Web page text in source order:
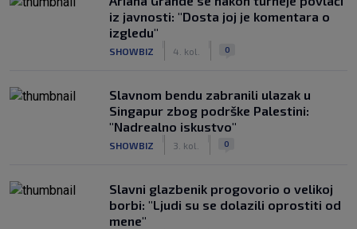
iz javnosti: "Dosta joj je komentara o
izgledu"
SHOWBIZ 4. kol. 0
Slavnom bendu zabranili ulazak u
Singapur zbog podrške Palestini:
"Nadrealno iskustvo"
SHOWBIZ 3. kol. 0
Slavni glazbenik progovorio o velikoj
borbi: "Ljudi su se dolazili oprostiti od
mene"